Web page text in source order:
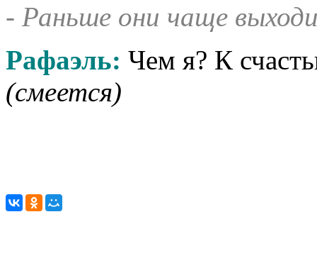
- Раньше они чаще
Рафаэль: Чем я? К
(смеется)